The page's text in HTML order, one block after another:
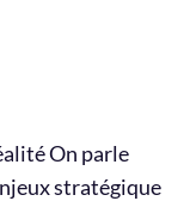
On parle
stratégique